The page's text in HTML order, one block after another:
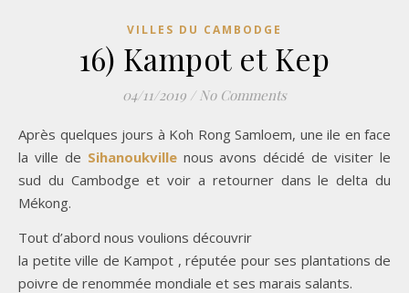
VILLES DU CAMBODGE
16) Kampot et Kep
04/11/2019 / No Comments
Après quelques jours à Koh Rong Samloem, une ile en face
la ville de Sihanoukvillenous avons décidé de visiter le
sud du Cambodge et voir a retourner dans le delta du
Mékong.
Tout d’abord nous voulions découvrir
la petite ville de Kampot , réputée pour ses plantations de
poivre de renommée mondiale et ses marais salants.